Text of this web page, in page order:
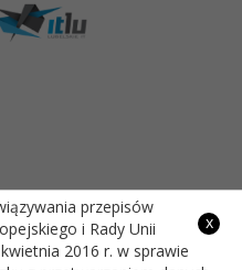
x
przepisów
i Rady Unii
2016 r. w sprawie